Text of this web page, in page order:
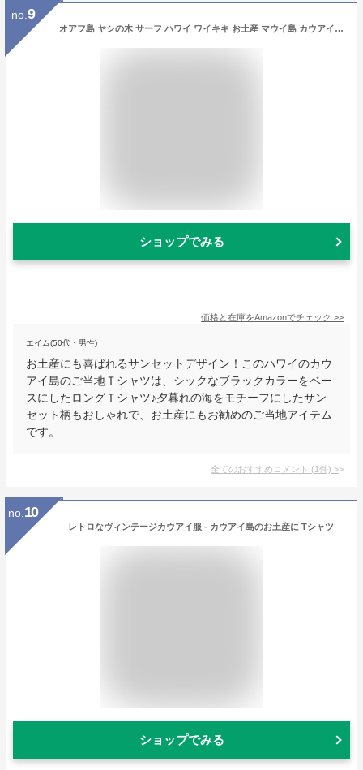
no. 9
オアフ島 ヤシの木 サーフ ハワイ ワイキキ お土産 マウイ島 カウアイ島 贈り物 トレーナー
ショップでみる
価格と在庫をAmazonでチェック >>
エイム(50代・男性)
お土産にも喜ばれるサンセットデザイン！このハワイのカウ
アイ島のご当地Ｔシャツは、シックなブラックカラーをベー
スにしたロングＴシャツ♪夕暮れの海をモチーフにしたサン
セット柄もおしゃれで、お土産にもお勧めのご当地アイテム
です。
全てのおすすめコメント (1件) >
no. 10
レトロなヴィンテージカウアイ服 - カウアイ島のお土産に Tシャツ
ショップでみる